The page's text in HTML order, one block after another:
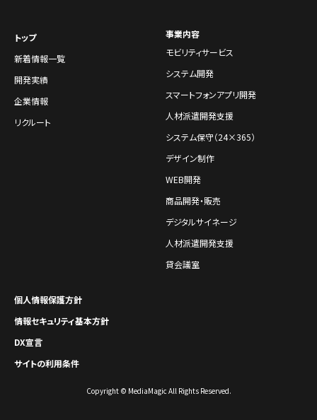
トップ
新着情報一覧
開発実績
企業情報
リクルート
事業内容
モビリティサービス
システム開発
スマートフォンアプリ開発
人材派遣開発支援
システム保守（24×365）
デザイン制作
WEB開発
商品開発・販売
デジタルサイネージ
人材派遣開発支援
貸会議室
個人情報保護方針
情報セキュリティ基本方針
DX宣言
サイトの利用条件
Copyright © MediaMagic All Rights Reserved.